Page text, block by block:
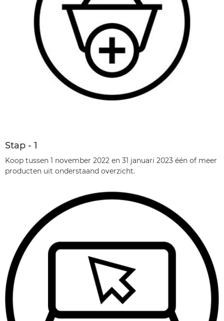
Stap - 1
Koop tussen 1 november 2022 en 31 januari 2023 één of meer
producten uit onderstaand overzicht.